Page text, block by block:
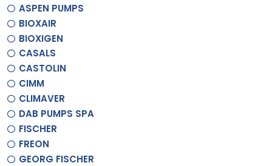
ASPEN PUMPS
BIOXAIR
BIOXIGEN
CASALS
CASTOLIN
CIMM
CLIMAVER
DAB PUMPS SPA
FISCHER
FREON
GEORG FISCHER